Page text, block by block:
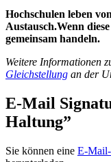
Hochschulen leben
Austausch.Wenn
gemeinsam handeln.
Weitere Informationen
Gleichstellung an der
E-Mail
Haltung”
Sie können eine E-